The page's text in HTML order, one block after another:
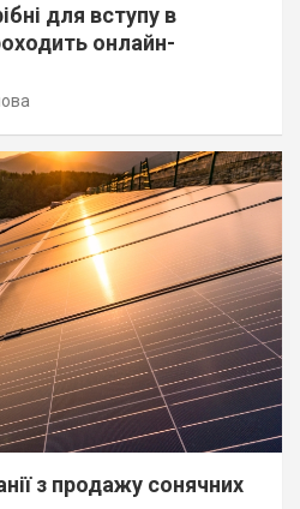
для вступу в
онлайн-
з продажу сонячних